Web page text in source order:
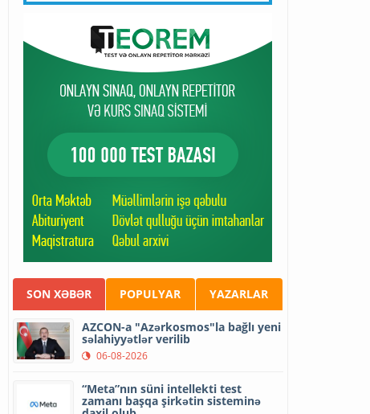
SON XƏBƏR POPULYAR YAZARLAR
AZCON-a "Azərkosmos"la bağlı yeni
səlahiyyətlər verilib
06-08-2026
“Meta”nın süni intellekti test
zamanı başqa şirkətin sisteminə